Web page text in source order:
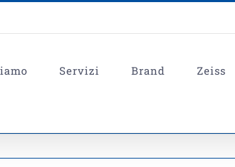
Servizi Brand Zeiss